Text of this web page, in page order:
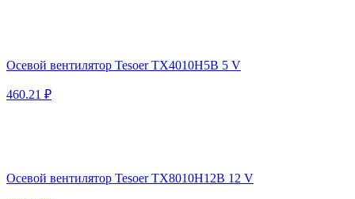
Осевой вентилятор Tesoer TX4010H5B 5 V
460.21 ₽
Осевой вентилятор Tesoer TX8010H12B 12 V